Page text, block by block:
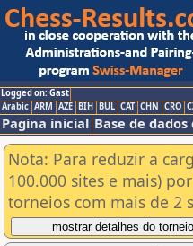
Logged on: Gast
Arabic ARM AZE BIH BUL CAT CHN CRO
Pagina inicial Base de
Nota: Para reduzir a
100.000 sites e mais)
torneios com mais de 2